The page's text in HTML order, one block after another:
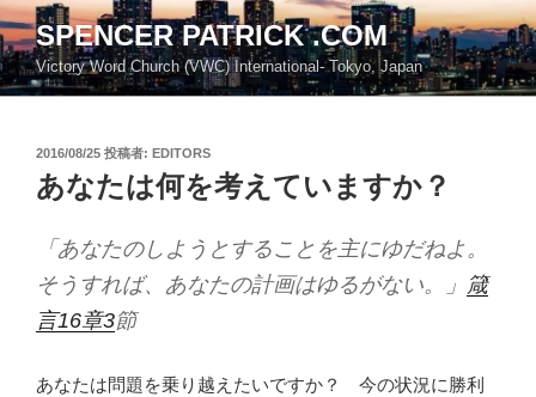
コ
ン
テ
ン
SPENCER PATRICK .COM
Victory Word Church (VWC) International- Tokyo, Japan
投
稿
日:
2016/08/25 投稿者: EDITORS
あなたは何を考えていますか？
「あなたのしようとすることを主にゆだねよ。
そうすれば、あなたの計画はゆるがない。」 箴
言16章3節
あなたは問題を乗り越えたいですか？ 今の状況に勝利